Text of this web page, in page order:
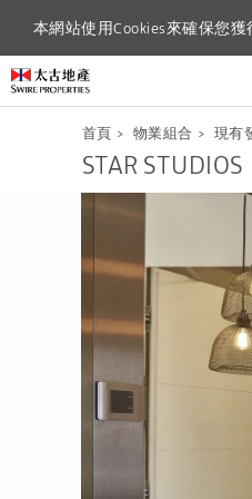
本網站使用Cookies來確保您
本網站使用Cookies來確保您
首頁 > 物業組合 > 現有
STAR STUDIOS